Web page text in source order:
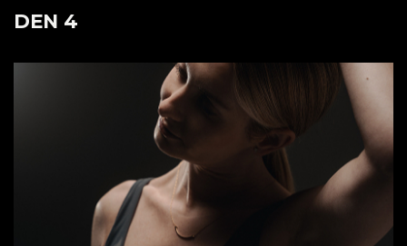
DEN 4